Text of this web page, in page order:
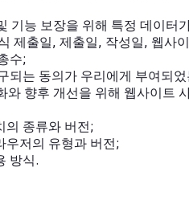
기능 보장을 위해 특정 데이터
제출일, 제출일, 작성일, 웹사
수;
되는 동의가 우리에게 부여되
와 향후 개선을 위해 웹사이트
의 종류와 버전;
우저의 유형과 버전;
방식.